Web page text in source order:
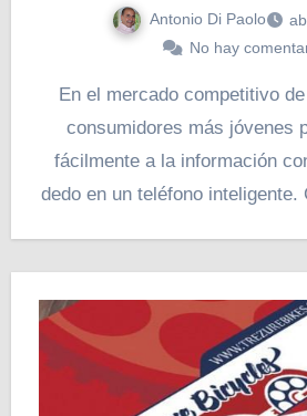
Antonio Di Paolo
No hay
En el mercado competitivo de hoy, incluso los
consumidores más jóvenes
fácilmente a la información
dedo en un teléfono